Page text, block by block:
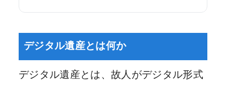
デジタル遺産とは何か
デジタル遺産とは、故人がデジタル形式